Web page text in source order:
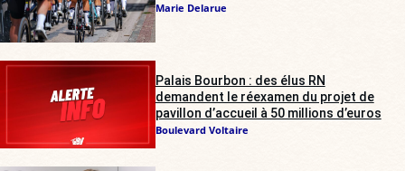
Marie Delarue
Palais Bourbon : des élus RN
demandent le réexamen du projet de
pavillon d’accueil à 50 millions d’euros
Boulevard Voltaire